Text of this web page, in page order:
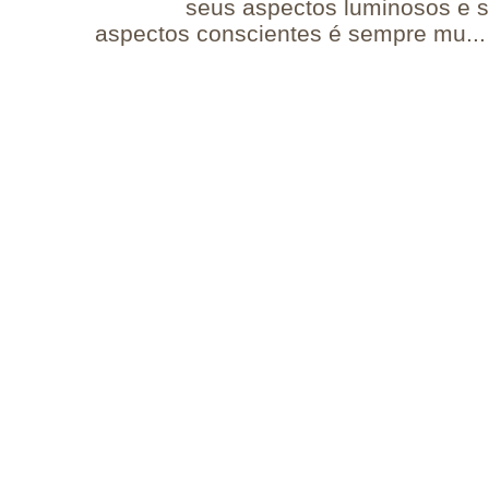
seus aspectos luminosos e
aspectos conscientes é sempre mu...